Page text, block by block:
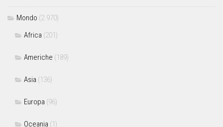
Mondo (2.970)
Africa (201)
Americhe (189)
Asia (136)
Europa (96)
Oceania (1)